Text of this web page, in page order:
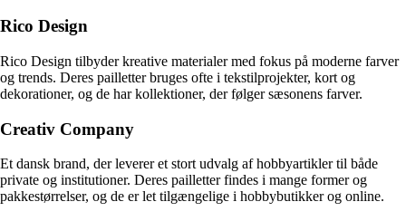
Rico Design
Rico Design tilbyder kreative materialer med fokus på moderne farver
og trends. Deres pailletter bruges ofte i tekstilprojekter, kort og
dekorationer, og de har kollektioner, der følger sæsonens farver.
Creativ Company
Et dansk brand, der leverer et stort udvalg af hobbyartikler til både
private og institutioner. Deres pailletter findes i mange former og
pakkestørrelser, og de er let tilgængelige i hobbybutikker og online.